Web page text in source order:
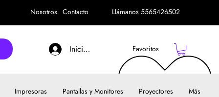
Nosotros Contacto Llámanos 5565426502
Iniciar sesión Favoritos
Impresoras Pantallas y Monitores Proyectores Más